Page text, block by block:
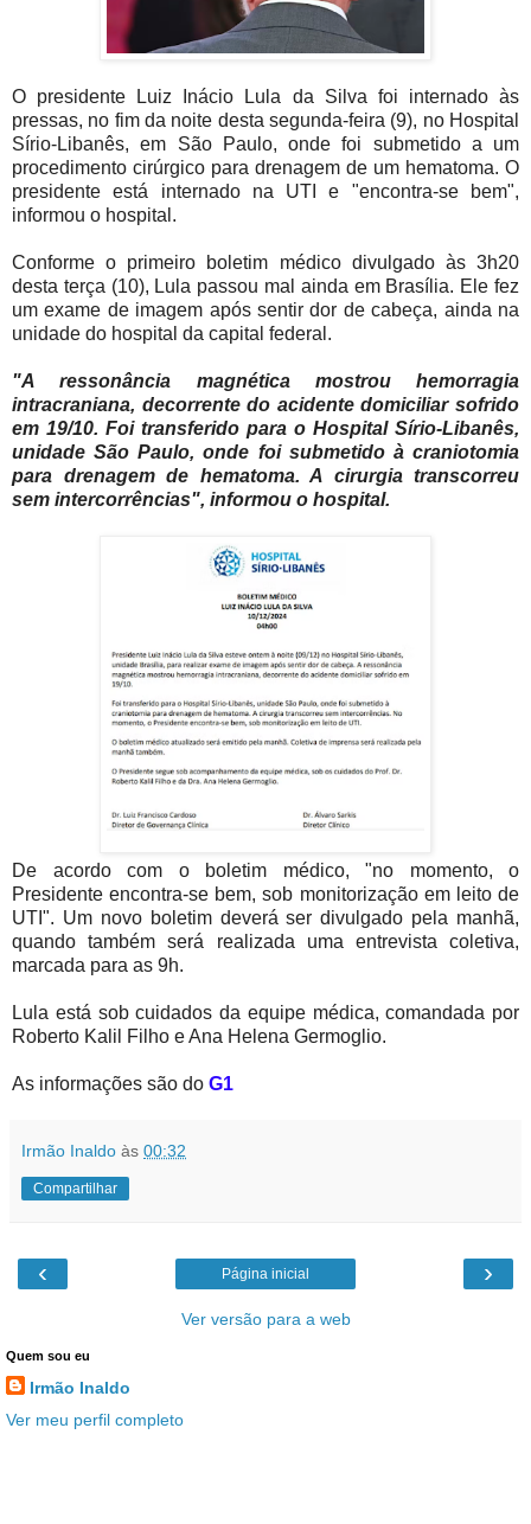
O presidente Luiz Inácio Lula da Silva foi internado às
pressas, no fim da noite desta segunda-feira (9), no Hospital
Sírio-Libanês, em São Paulo, onde foi submetido a um
procedimento cirúrgico para drenagem de um hematoma. O
presidente está internado na UTI e "encontra-se bem",
informou o hospital.
Conforme o primeiro boletim médico divulgado às 3h20
desta terça (10), Lula passou mal ainda em Brasília. Ele fez
um exame de imagem após sentir dor de cabeça, ainda na
unidade do hospital da capital federal.
"A ressonância magnética mostrou hemorragia
intracraniana, decorrente do acidente domiciliar sofrido
em 19/10. Foi transferido para o Hospital Sírio-Libanês,
unidade São Paulo, onde foi submetido à craniotomia
para drenagem de hematoma. A cirurgia transcorreu
sem intercorrências", informou o hospital.
De acordo com o boletim médico, "no momento, o
Presidente encontra-se bem, sob monitorização em leito de
UTI". Um novo boletim deverá ser divulgado pela manhã,
quando também será realizada uma entrevista coletiva,
marcada para as 9h.
Lula está sob cuidados da equipe médica, comandada por
Roberto Kalil Filho e Ana Helena Germoglio.
As informações são do G1
Irmão Inaldo às 00:32
Compartilhar
‹ ›
Página inicial
Ver versão para a web
Quem sou eu
Irmão Inaldo
Ver meu perfil completo